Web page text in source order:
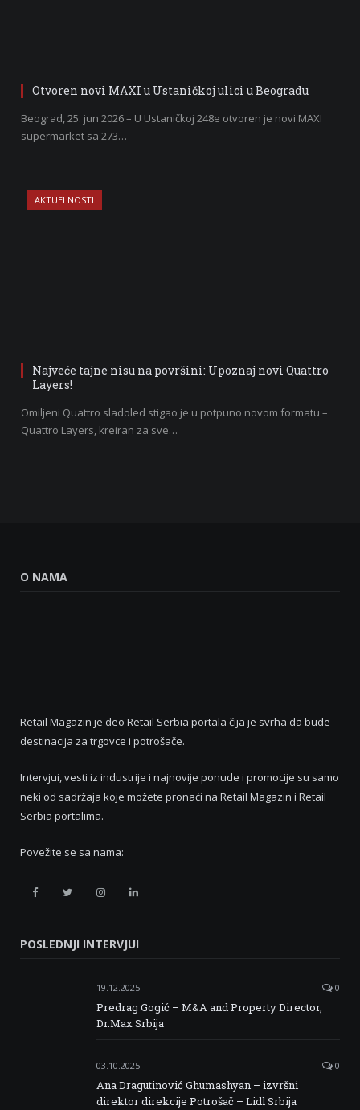
Otvoren novi MAXI u Ustaničkoj ulici u Beogradu
Beograd, 25. jun 2026 – U Ustaničkoj 248e otvoren je novi MAXI
supermarket sa 273…
AKTUELNOSTI
Najveće tajne nisu na površini: Upoznaj novi Quattro
Layers!
Omiljeni Quattro sladoled stigao je u potpuno novom formatu –
Quattro Layers, kreiran za sve…
O NAMA
Retail Magazin je deo Retail Serbia portala čija je svrha da bude
destinacija za trgovce i potrošače.
Intervjui, vesti iz industrije i najnovije ponude i promocije su samo
neki od sadržaja koje možete pronaći na Retail Magazin i Retail
Serbia portalima.
Povežite se sa nama:
Retail
Facebook
Retail
Twitter
Retail
Instagram
Retail
Linkedin
POSLEDNJI INTERVJUI
19.12.2025 0
Predrag Gogić – M&A and Property Director,
Dr.Max Srbija
03.10.2025 0
Ana Dragutinović Ghumashyan – izvršni
direktor direkcije Potrošač – Lidl Srbija